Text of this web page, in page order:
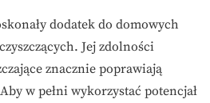
dodatek do domowych
Jej zdolności
znacznie poprawiają
w pełni wykorzystać potencjał